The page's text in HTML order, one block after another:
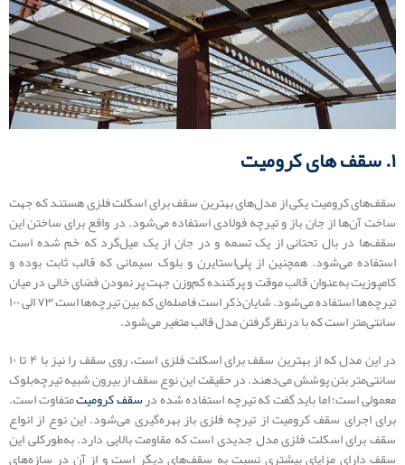
۱. سقف های کرومیت
سقف‌های کرومیت یکی از مدل‌های بهترین سقف برای اسکلت فلزی هستند که جهت
ساخت آن‌ها از جان باز و تیرچه فولادی استفاده می‌شود. در واقع برای ساختن این
سقف‌ها در بال تحتانی از یک تسمه و در جان از یک میل‌گرد که خم شده است
استفاده می‌شود. همچنین از پلی‌استایرن و بلوک سیمانی که قالب ثابت بوده و
کامپوزیت به‌عنوان قالب موقت و پرکننده کم‌وزن جهت پر نمودن فضای خالی در میان
تیرچه‌ها استفاده می‌شود. شایان‌ذکر است فاصله‌ای که بین تیرچه‌ها است ۷۳ الی ۱۰۰
سانتی‌متر است که با درنظرگرفتن مدل قالب متغیر می‌شود.
در این مدل که از بهترین سقف برای اسکلت فلزی است، روی سقف را نیز با ۴ تا ۱۰
سانتی‌متر بتن پوشش می‌دهند. در حقیقت این نوع سقف از بیرون شبیه تیرچه‌بلوک
معمولی است؛ اما باید گفت که تیرچه استفاده شده در سقف کرومیتمتفاوت است.
برای اجرای سقف کرومیت از تیرچه فلزی باز بهره‌گیری می‌شود. این نوع از انواع
سقف برای اسکلت فلزی مدل جدیدی است که مقاومت بالایی دارد. به‌طورکلی این
سقف دارای مزایای بیشتری نسبت به سقف‌های دیگر است و از آن در سازه‌های